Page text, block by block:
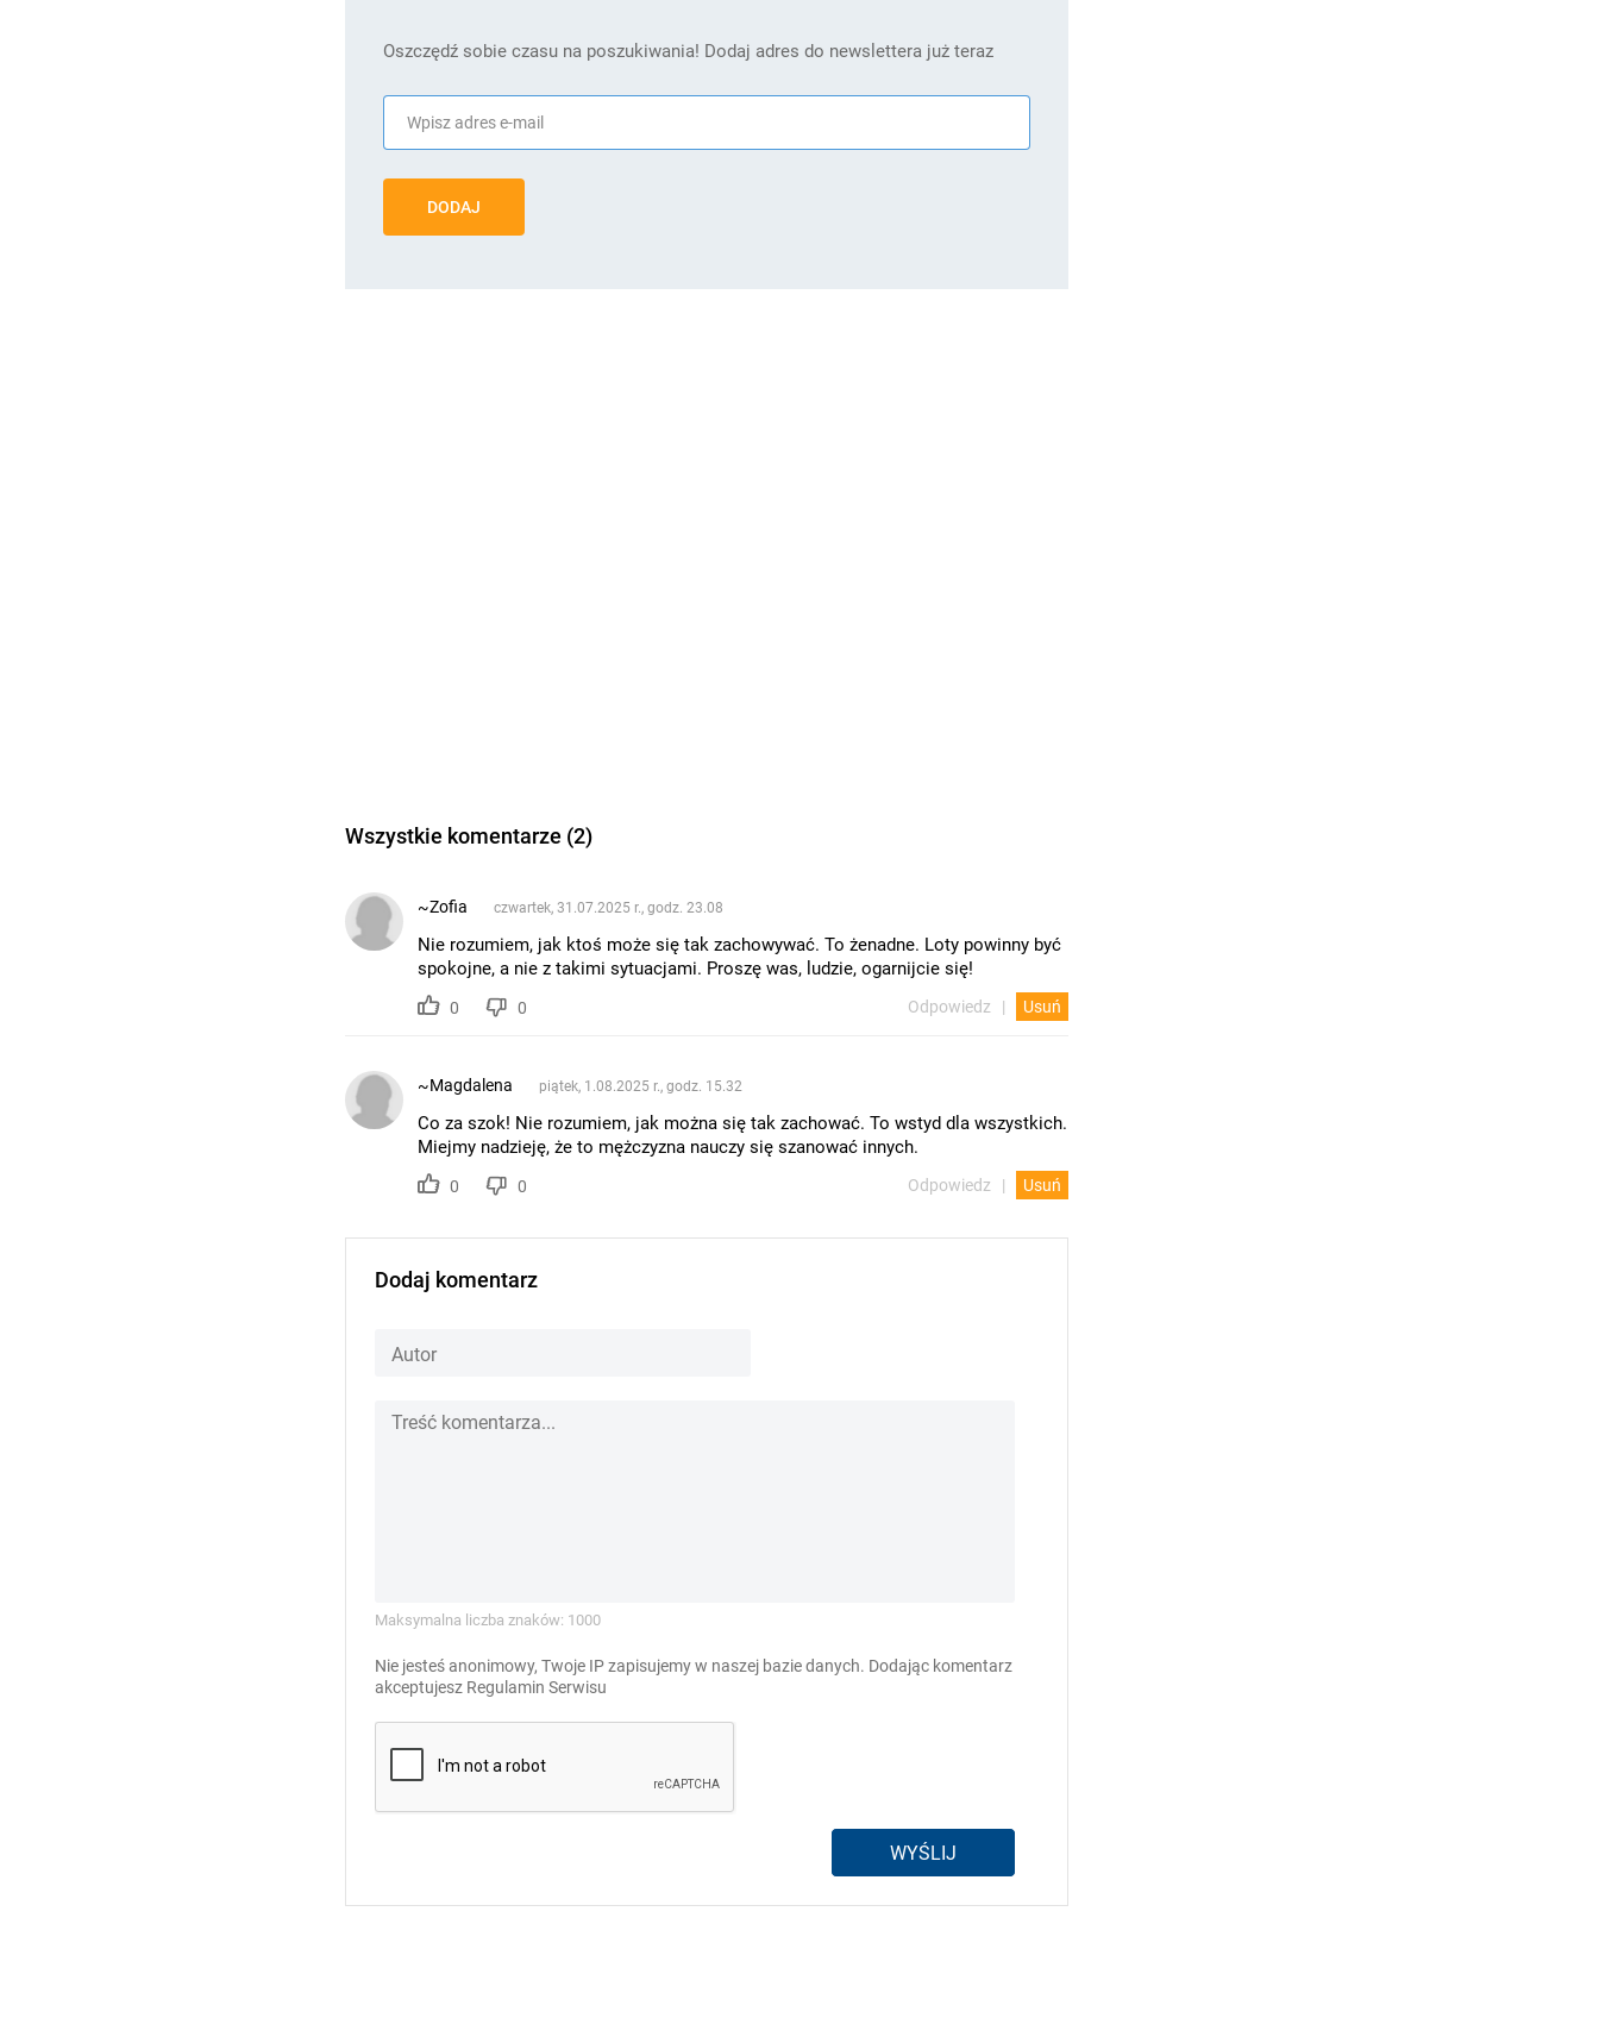
Oszczędź sobie czasu na poszukiwania! Dodaj adres do newslettera już teraz
DODAJ
Wszystkie komentarze (2)
~Zofia czwartek, 31.07.2025 r., godz. 23.08
Nie rozumiem, jak ktoś może się tak zachowywać. To żenadne. Loty powinny być
spokojne, a nie z takimi sytuacjami. Proszę was, ludzie, ogarnijcie się!
0 0 Odpowiedz Usuń
~Magdalena piątek, 1.08.2025 r., godz. 15.32
Co za szok! Nie rozumiem, jak można się tak zachować. To wstyd dla wszystkich.
Miejmy nadzieję, że to mężczyzna nauczy się szanować innych.
0 0 Odpowiedz Usuń
Dodaj komentarz
Maksymalna liczba znaków: 1000
Nie jesteś anonimowy, Twoje IP zapisujemy w naszej bazie danych. Dodając komentarz
akceptujesz Regulamin Serwisu
WYŚLIJ